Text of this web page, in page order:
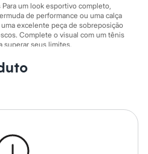
um look esportivo completo,
de performance ou uma calça
excelente peça de sobreposição
Complete o visual com um tênis
superar seus limites.